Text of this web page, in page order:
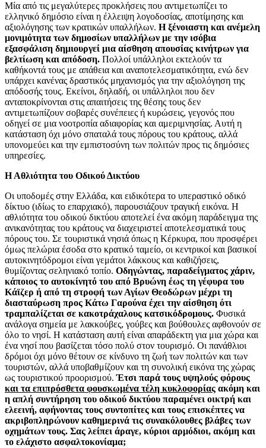
Μία από τις μεγαλύτερες προκλήσεις που αντιμετωπίζει το
ελληνικό δημόσιο είναι η έλλειψη λογοδοσίας, αποτίμησης και
αξιολόγησης των κρατικών υπαλλήλων. Η ξένοιαστη και ανέμελη
μονιμότητα των δημοσίων υπαλλήλων με την ισόβια
εξασφάλιση δημιουργεί μια αίσθηση απουσίας κινήτρων για
βελτίωση και απόδοση. Πολλοί υπάλληλοι εκτελούν τα
καθήκοντά τους με απάθεια και αναποτελεσματικότητα, ενώ δεν
υπάρχει κανένας δραστικός μηχανισμός για την αξιολόγηση της
απόδοσής τους. Εκείνοι, δηλαδή, οι υπάλληλοι που δεν
ανταποκρίνονται στις απαιτήσεις της θέσης τους δεν
αντιμετωπίζουν σοβαρές συνέπειες ή κυρώσεις, γεγονός που
οδηγεί σε μια νοοτροπία αδιαφορίας και αμεριμνησίας. Αυτή η
κατάσταση όχι μόνο σπαταλά τους πόρους του κράτους, αλλά
υπονομεύει και την εμπιστοσύνη των πολιτών προς τις δημόσιες
υπηρεσίες.
Η Αθλιότητα του Οδικού Δικτύου
Οι υποδομές στην Ελλάδα, και ειδικότερα το υπεραστικό οδικό
δίκτυο (ιδίως το επαρχιακό), παρουσιάζουν τραγική εικόνα. Η
αθλιότητα του οδικού δικτύου αποτελεί ένα ακόμη παράδειγμα της
ανικανότητας του κράτους να διαχειριστεί αποτελεσματικά τους
πόρους του. Σε τουριστικά νησιά όπως η Κέρκυρα, που προσφέρει
όμως πελώρια έσοδα στο κρατικό ταμείο, οι κεντρικοί και βασικοί
αυτοκινητόδρομοι είναι γεμάτοι λάκκους και καθιζήσεις,
θυμίζοντας σεληνιακό τοπίο. Οδηγώντας, παραδείγματος χάριν,
κάποιος το αυτοκίνητό του από Βρυώνη έως τη γέφυρα του
Κάϊζερ ή από τη στροφή των Αγίων Θεοδώρων μέχρι τη
διασταύρωση προς Κάτω Γαρούνα έχει την αίσθηση ότι
τραμπαλίζεται σε κακοτράχαλους κατσικόδρομους. Φυσικά
ανάλογα σημεία με λακκούβες, γούβες και βούθουλες αφθονούν σε
όλο το νησί. Η κατάσταση αυτή είναι απαράδεκτη για μια χώρα και
ένα νησί που βασίζεται τόσο πολύ στον τουρισμό. Οι πανάθλιοι
δρόμοι όχι μόνο θέτουν σε κίνδυνο τη ζωή των πολιτών και των
τουριστών, αλλά υποβαθμίζουν και τη συνολική εικόνα της χώρας
ως τουριστικού προορισμού.Έτσι παρά τους υψηλούς φόρους
και τα επιπρόσθετα φουσκωμένα τέλη κυκλοφορίας ακόμη και
η απλή συντήρηση του οδικού δικτύου παραμένει οικτρή και
ελεεινή, αφήνοντας τους συντοπίτες και τους επισκέπτες να
ακριβοπληρώνουν καθημερινά τις συνακόλουθες βλάβες των
οχημάτων τους. Σας λείπει άραγε, κύριοι αρμόδιοι, ακόμη και
το ελάχιστο ασφαλτοκονίαμα;